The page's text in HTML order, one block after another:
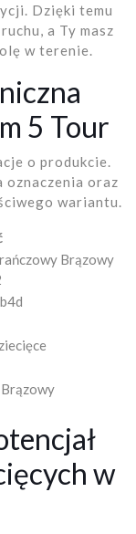
Dzięki temu
a Ty masz
w terenie.
5 Tour
o produkcie.
oznaczenia oraz
wariantu.
Brązowy
w